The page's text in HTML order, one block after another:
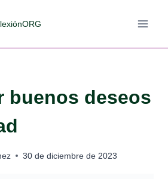
buenos deseos
30 de diciembre de 2023